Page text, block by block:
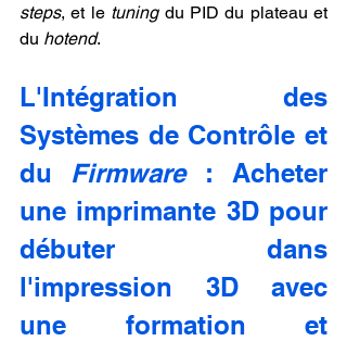
steps, et le tuning du PID du plateau et
du hotend.
L'Intégration des
Systèmes de Contrôle et
du Firmware : Acheter
une imprimante 3D pour
débuter dans
l'impression 3D avec
une formation et